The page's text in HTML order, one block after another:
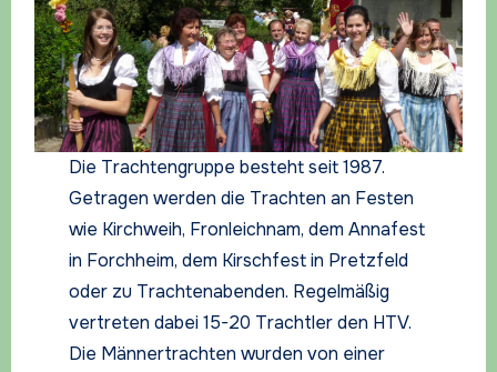
Die Trachtengruppe besteht seit 1987.
Getragen werden die Trachten an Festen
wie Kirchweih, Fronleichnam, dem Annafest
in Forchheim, dem Kirschfest in Pretzfeld
oder zu Trachtenabenden. Regelmäßig
vertreten dabei 15-20 Trachtler den HTV.
Die Männertrachten wurden von einer